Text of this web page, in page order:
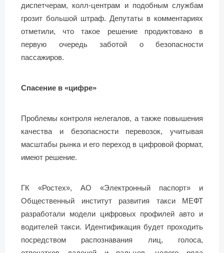
диспетчерам, колл-центрам и подобным службам
грозит большой штраф. Депутаты в комментариях
отметили, что такое решение продиктовано в
первую очередь заботой о безопасности
пассажиров.
Спасение в «цифре»
Проблемы контроля нелегалов, а также повышения
качества и безопасности перевозок, учитывая
масштабы рынка и его переход в цифровой формат,
имеют решение.
ГК «Ростех», АО «Электронный паспорт» и
Общественный институт развития такси МЕФТ
разработали модели цифровых профилей авто и
водителей такси. Идентификация будет проходить
посредством распознавания лиц, голоса,